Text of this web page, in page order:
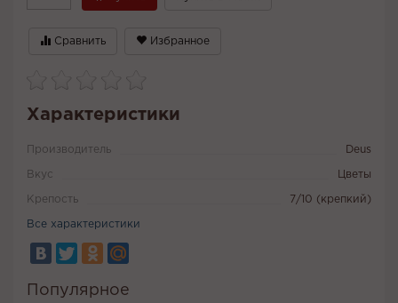
Сравнить Избранное
Характеристики
Производитель Deus
Вкус Цветы
Крепость 7/10 (крепкий)
Все характеристики
Популярное